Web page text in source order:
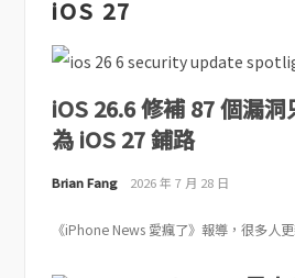
iOS 27
iOS 26.6 修補 87 個漏
為 iOS 27 鋪路
Brian Fang 2026 年 7 月 28 日
《iPhone News 愛瘋了》報導，很多人